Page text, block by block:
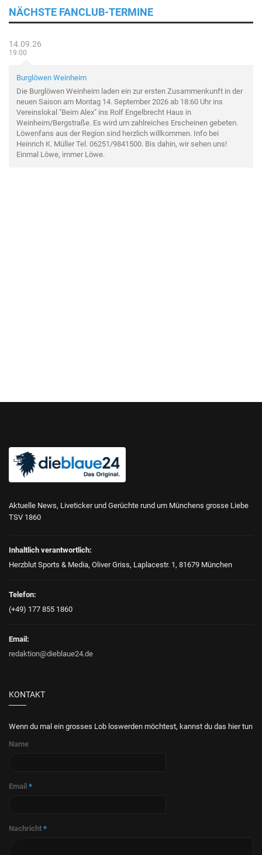
NÄCHSTE FANCLUB-TERMINE
14.09.26
19:00
Burglöwen Weinheim
Die Burglöwen Weinheim laden ein zur ersten Zusammenkunft in der
neuen Saison am Montag 14. September 2026 ab 18:60 Uhr ins
Vereinslokal "Beim Alex" ins Rolf Engelbrecht Haus in
Weinheim/Bergstraße. Es wird um zahlreiches Erscheinen gebeten.
Löwenfans aus der Region sind herzlich willkommen. Info bei
Heinrich K. Müller Tel. 06251/9841500. Bis dahin, wir sehen uns!
Einmal Löwe, immer Löwe.
Aktuelle News, Liveticker und Gerüchte rund um Münchens grosse Liebe
TSV 1860
Inhaltlich verantwortlich:
Herzblut Sports & Media, Oliver Griss, Laplacestr. 1, 81679 München
Telefon:
(+49) 177 855 1860
Email:
redaktion@dieblaue24.de
KONTAKT
Wenn du mal ein grosses Lob loswerden möchtest, kannst du das hier tun
Name
Email *
Nachricht *